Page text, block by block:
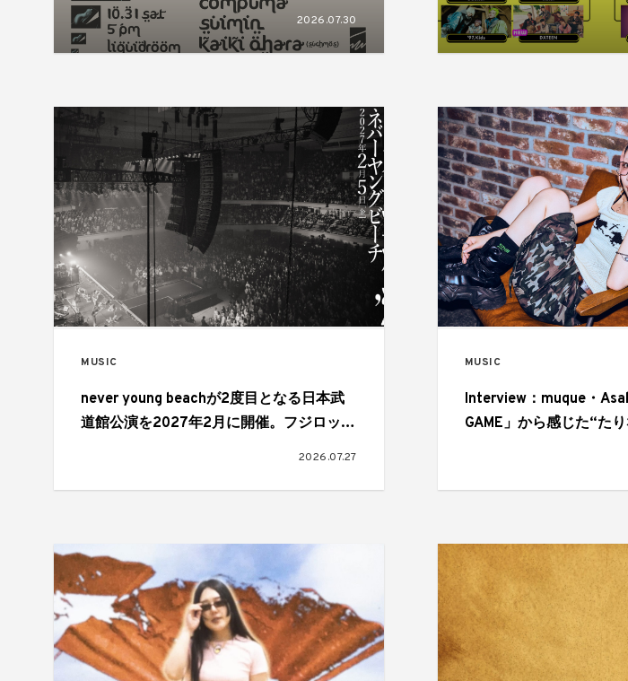
迎え4年ぶりに開催
2026.07.30
出演
MUSIC
never young beachが2度目となる日本武
道館公演を2027年2月に開催。フジロック
2026.07.27
MUSIC
Interview：muque・
GAME」から感じた“た